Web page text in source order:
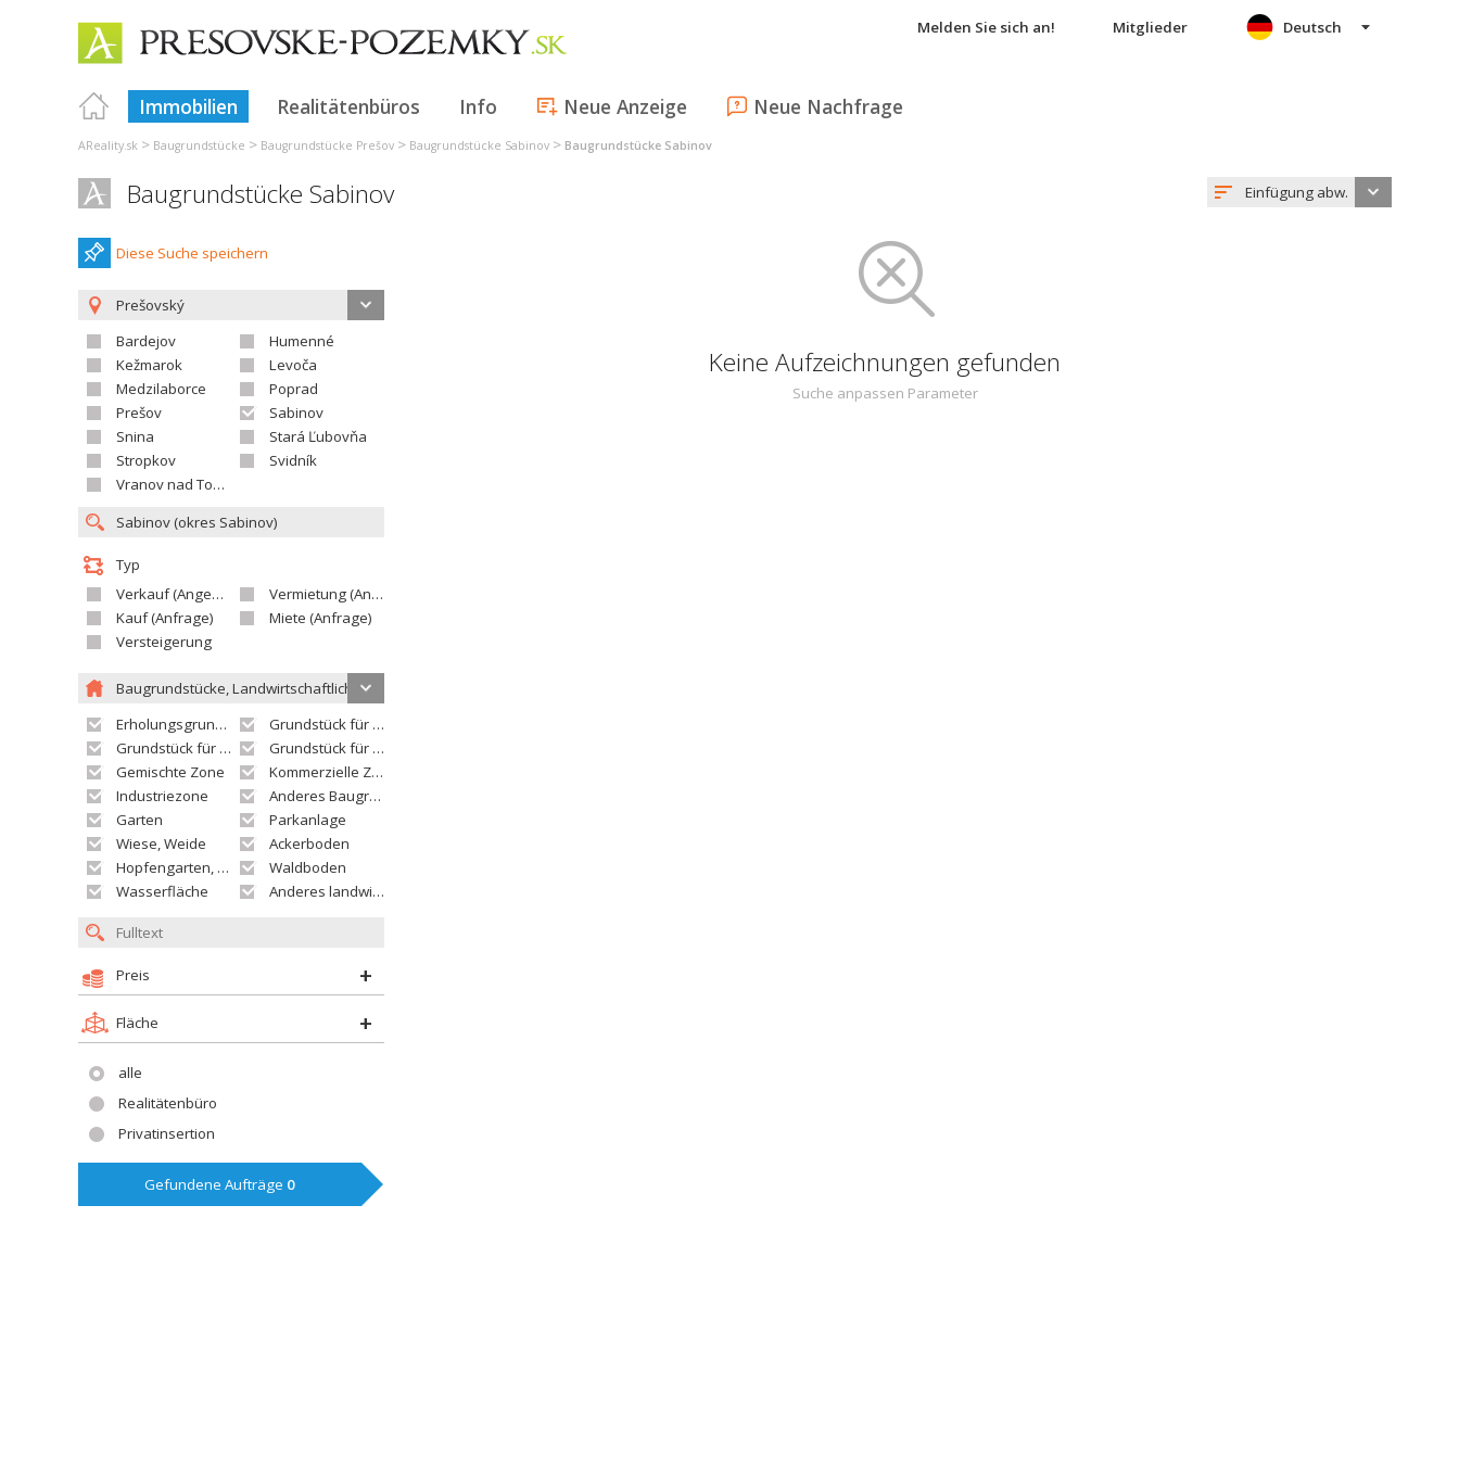
Melden Sie sich an! Mitglieder
Immobilien Realitätenbüros Info Neue Anzeige Neue Nachfrage
Deutsch
AReality.sk > Baugrundstücke > Baugrundstücke Prešov > Baugrundstücke Sabinov > Baugrundstücke Sabinov
Baugrundstücke Sabinov Einfügung abw.
Diese Suche speichern
Prešovský
Bardejov
Humenné
Kežmarok
Levoča
Medzilaborce
Poprad
Prešov
Sabinov
Snina
Stará Ľubovňa
Stropkov
Svidník
Vranov nad Topľou
Typ
Verkauf (Angebot)
Vermietung (Angebot)
Kauf (Anfrage)
Miete (Anfrage)
Versteigerung
Baugrundstücke, Landwirtschaftliche grundstücke
Erholungsgrundstück
Grundstück für Einfamilienhäuser
Grundstück für Wohnhäuser
Grundstück für Versorgungseinrichtungen
Gemischte Zone
Kommerzielle Zone
Industriezone
Anderes Baugrundstück
Garten
Parkanlage
Wiese, Weide
Ackerboden
Hopfengarten, Weingarten
Waldboden
Wasserfläche
Anderes landwirtschaftliches Grundstück
Preis
Fläche
alle
Realitätenbüro
Privatinsertion
Gefundene Aufträge 0
Keine Aufzeichnungen gefunden
Suche anpassen Parameter